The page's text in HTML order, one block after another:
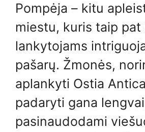
Pompėja – kitu
miestu, kuris taip pat
lankytojams
pašarų. Žmonės,
aplankyti Ostia
padaryti gana
pasinaudodami